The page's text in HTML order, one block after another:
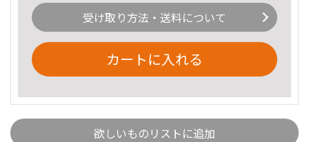
受け取り方法・送料について
カートに入れる
欲しいものリストに追加